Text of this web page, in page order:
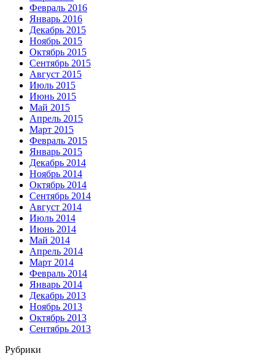
Февраль 2016
Январь 2016
Декабрь 2015
Ноябрь 2015
Октябрь 2015
Сентябрь 2015
Август 2015
Июль 2015
Июнь 2015
Май 2015
Апрель 2015
Март 2015
Февраль 2015
Январь 2015
Декабрь 2014
Ноябрь 2014
Октябрь 2014
Сентябрь 2014
Август 2014
Июль 2014
Июнь 2014
Май 2014
Апрель 2014
Март 2014
Февраль 2014
Январь 2014
Декабрь 2013
Ноябрь 2013
Октябрь 2013
Сентябрь 2013
Рубрики